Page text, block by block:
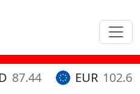
87.44 EUR 102.65